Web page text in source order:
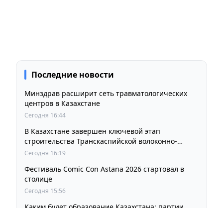
Последние новости
Минздрав расширит сеть травматологических
центров в Казахстане
Сегодня 16:44
В Казахстане завершен ключевой этап
строительства Транскаспийской волоконно-
оптической линии связи
Сегодня 16:19
Фестиваль Comic Con Astana 2026 стартовал в
столице
Сегодня 15:56